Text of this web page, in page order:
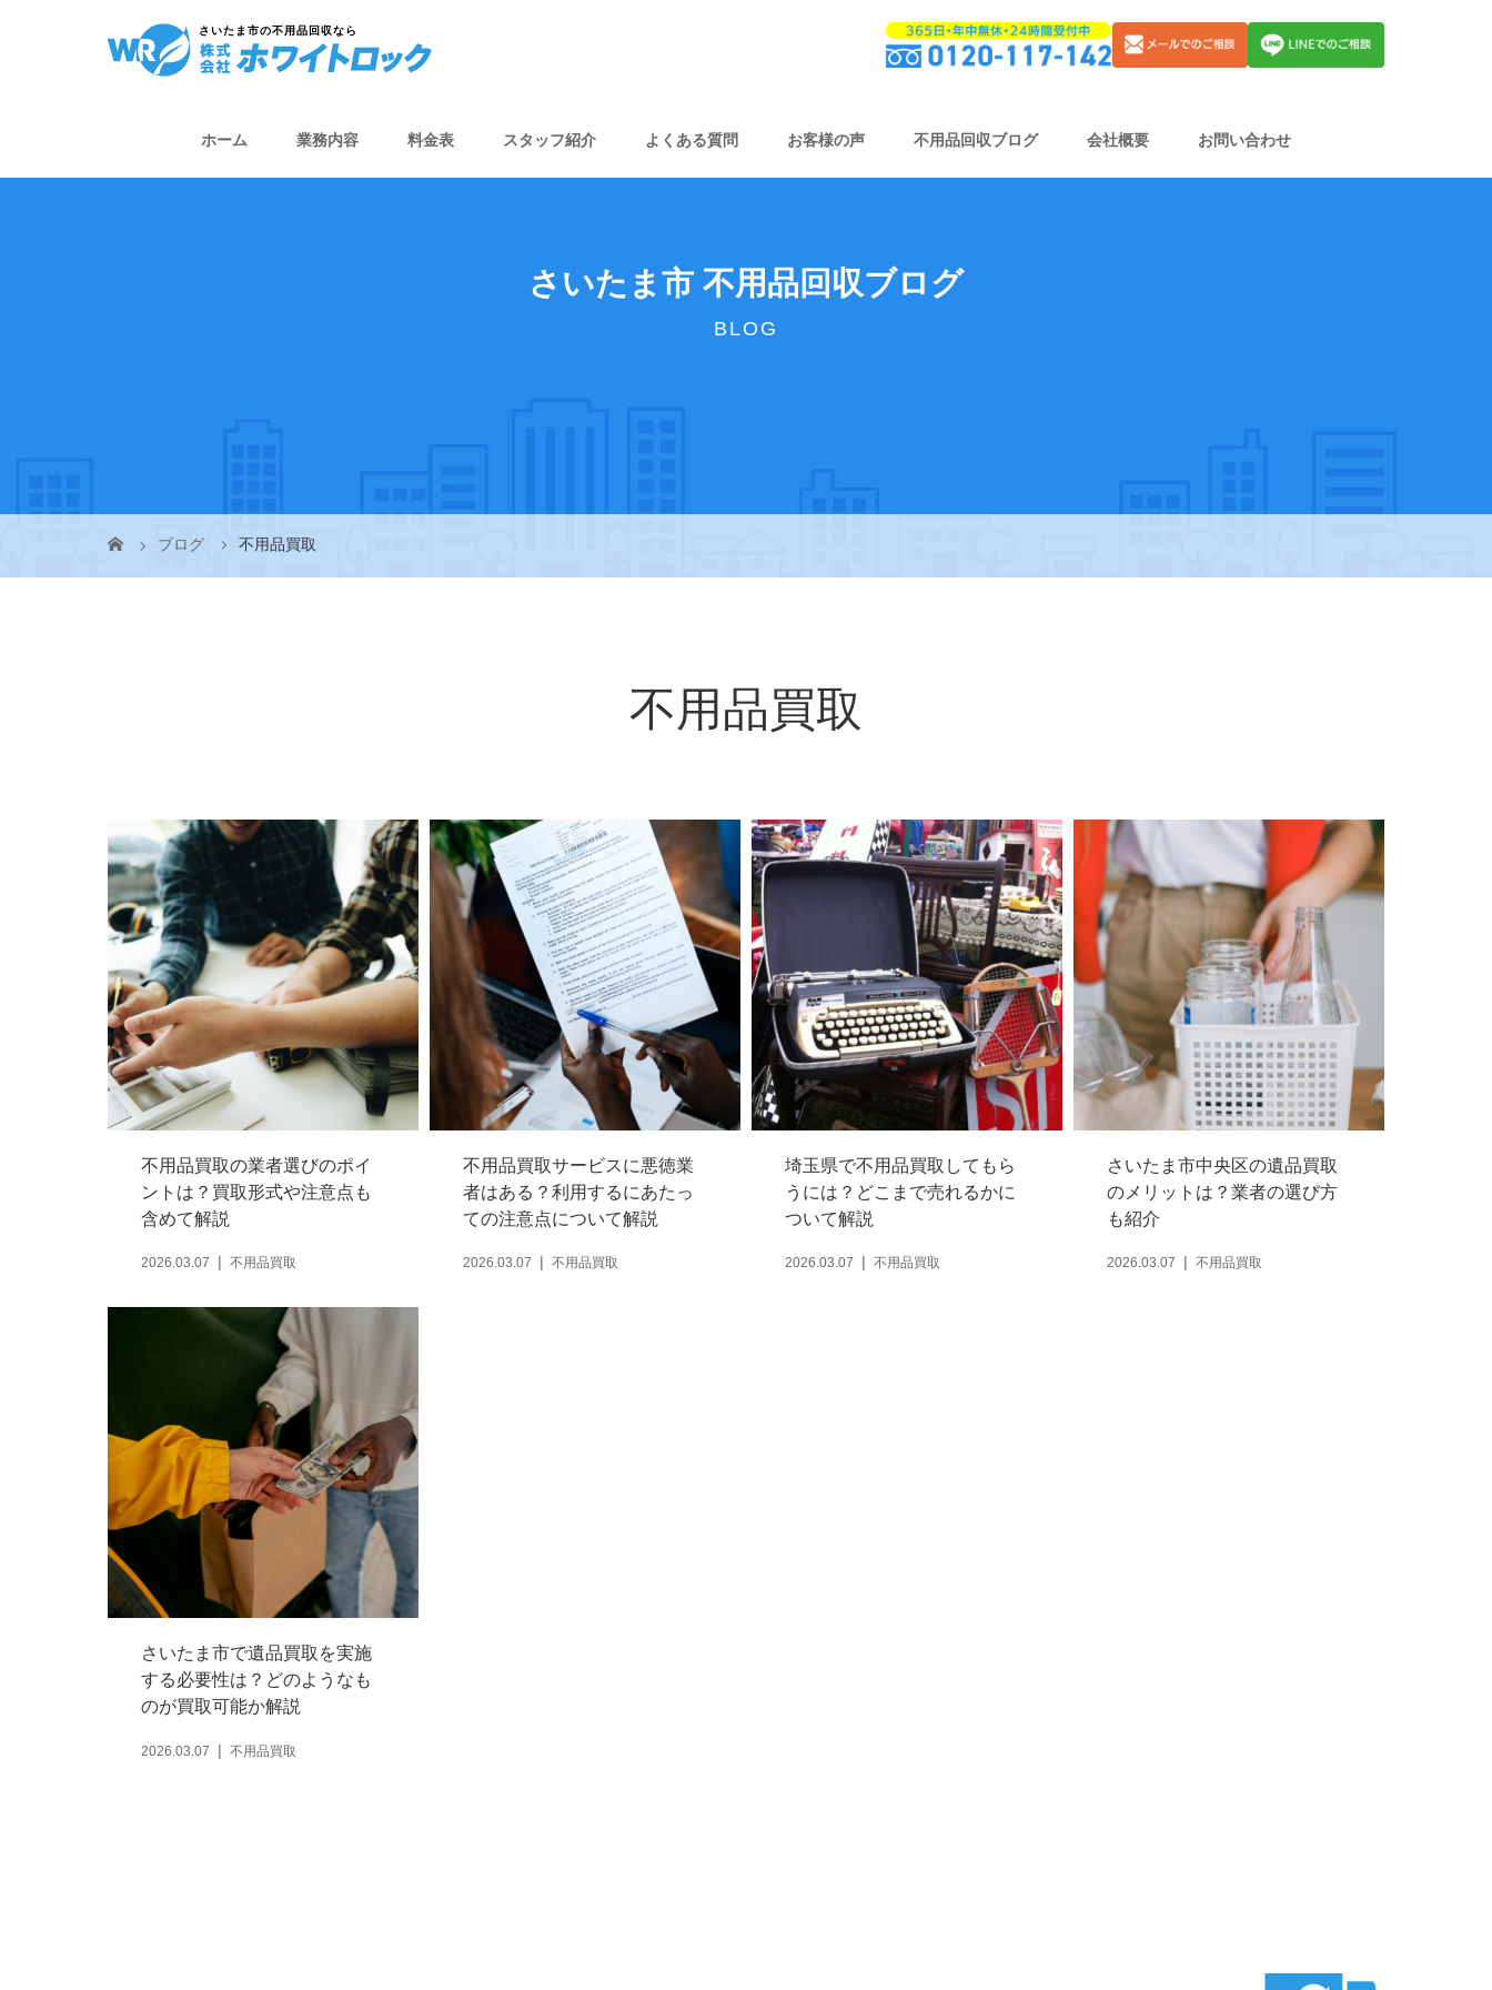
さいたま市の不用品回収なら
ホーム 業務内容 料金表 スタッフ紹介 よくある質問 お客様の声 不用品回収ブログ 会社概要 お問い合わせ
さいたま市 不用品回収ブログ
BLOG
ブログ 不用品買取
不用品買取
不用品買取の業者選びのポイ
ントは？買取形式や注意点も
含めて解説
2026.03.07 不用品買取
不用品買取サービスに悪徳業
者はある？利用するにあたっ
ての注意点について解説
2026.03.07 不用品買取
埼玉県で不用品買取してもら
うには？どこまで売れるかに
ついて解説
2026.03.07 不用品買取
さいたま市中央区の遺品買取
のメリットは？業者の選び方
も紹介
2026.03.07 不用品買取
さいたま市で遺品買取を実施
する必要性は？どのようなも
のが買取可能か解説
2026.03.07 不用品買取